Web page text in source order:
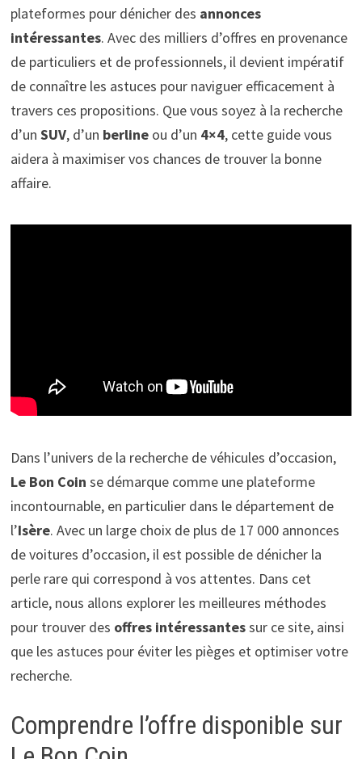
plateformes pour dénicher des annonces
intéressantes. Avec des milliers d’offres en provenance
de particuliers et de professionnels, il devient impératif
de connaître les astuces pour naviguer efficacement à
travers ces propositions. Que vous soyez à la recherche
d’un SUV, d’un berlineou d’un 4×4, cette guide vous
aidera à maximiser vos chances de trouver la bonne
affaire.
Dans l’univers de la recherche de véhicules d’occasion,
Le Bon Coin se démarque comme une plateforme
incontournable, en particulier dans le département de
l’Isère. Avec un large choix de plus de 17 000 annonces
de voitures d’occasion, il est possible de dénicher la
perle rare qui correspond à vos attentes. Dans cet
article, nous allons explorer les meilleures méthodes
pour trouver des offres intéressantessur ce site, ainsi
que les astuces pour éviter les pièges et optimiser votre
recherche.
Comprendre l’offre disponible sur